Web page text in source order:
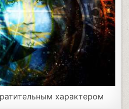
характером